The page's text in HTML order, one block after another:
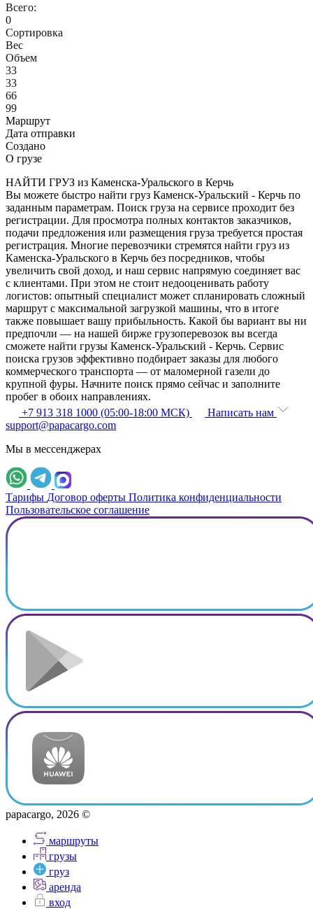
Всего:
0
Сортировка
Вес
Объем
33
33
66
99
Маршрут
Дата отправки
Создано
О грузе
НАЙТИ ГРУЗ из Каменска-Уральского в Керчь
Вы можете быстро найти груз Каменск-Уральский - Керчь по
заданным параметрам. Поиск груза на сервисе проходит без
регистрации. Для просмотра полных контактов заказчиков,
подачи предложения или размещения груза требуется простая
регистрация. Многие перевозчики стремятся найти груз из
Каменска-Уральского в Керчь без посредников, чтобы
увеличить свой доход, и наш сервис напрямую соединяет вас
с клиентами. При этом не стоит недооценивать работу
логистов: опытный специалист может спланировать сложный
маршрут с максимальной загрузкой машины, что в итоге
также повышает вашу прибыльность. Какой бы вариант вы ни
предпочли — на нашей бирже грузоперевозок вы всегда
сможете найти грузы Каменск-Уральский - Керчь. Сервис
поиска грузов эффективно подбирает заказы для любого
коммерческого транспорта — от маломерной газели до
крупной фуры. Начните поиск прямо сейчас и заполните
пробег в обоих направлениях.
+7 913 318 1000 (05:00-18:00 МСК)
Написать нам
support@papacargo.com
Мы в мессенджерах
Тарифы Договор оферты Политика конфиденциальности
Пользовательское соглашение
papacargo, 2026 ©
маршруты
грузы
груз
аренда
вход